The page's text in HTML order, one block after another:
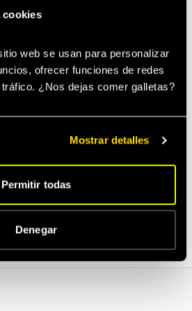
cookies
web se usan para personalizar
ofrecer funciones de redes
Mostrar detalles
Permitir todas
Denegar
en el coro.
sin permiso del artista
lo retira automáticamente.